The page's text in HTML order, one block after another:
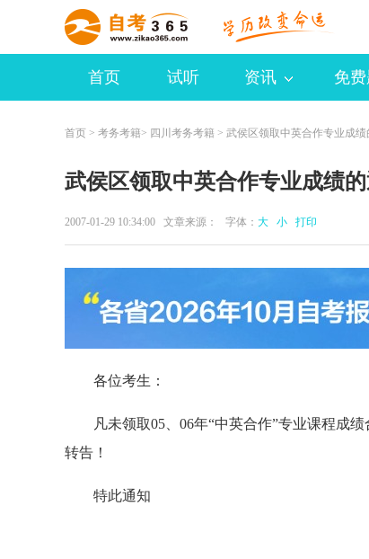
首页 试听 资讯 免
首页 > 考务考籍> 四川考务考籍 > 武侯区领取中英合作专业成绩
武侯区领取中英合作专业成绩
2007-01-29 10:34:00 文章来源： 字体： 大 小 打印
各位考生：
凡未领取05、06年“中英合作”专业课程成绩
转告！
特此通知